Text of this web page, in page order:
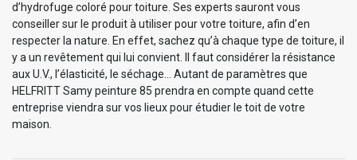
d’hydrofuge coloré pour toiture. Ses experts sauront vous
conseiller sur le produit à utiliser pour votre toiture, afin d’en
respecter la nature. En effet, sachez qu’à chaque type de toiture, il
y a un revêtement qui lui convient. Il faut considérer la résistance
aux U.V., l’élasticité, le séchage… Autant de paramètres que
HELFRITT Samy peinture 85 prendra en compte quand cette
entreprise viendra sur vos lieux pour étudier le toit de votre
maison.